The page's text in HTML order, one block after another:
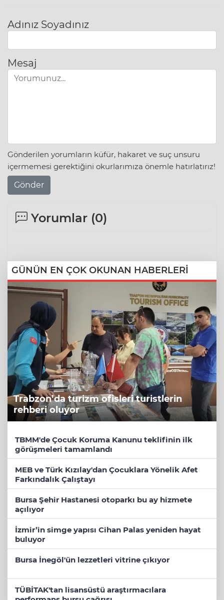
Adınız Soyadınız
Mesaj
Gönderilen yorumların küfür, hakaret ve suç unsuru
içermemesi gerektiğini okurlarımıza önemle hatırlatırız!
Gönder
Yorumlar (0)
GÜNÜN EN ÇOK OKUNAN HABERLERİ
Trabzon’da turizm ofisleri turistlerin
rehberi oluyor
TBMM'de Çocuk Koruma Kanunu teklifinin ilk
görüşmeleri tamamlandı
MEB ve Türk Kızılay'dan Çocuklara Yönelik Afet
Farkındalık Çalıştayı
Bursa Şehir Hastanesi otoparkı bu ay hizmete
açılıyor
İzmir’in simge yapısı Cihan Palas yeniden hayat
buluyor
Bursa İnegöl'ün lezzetleri vitrine çıkıyor
TÜBİTAK'tan lisansüstü araştırmacılara